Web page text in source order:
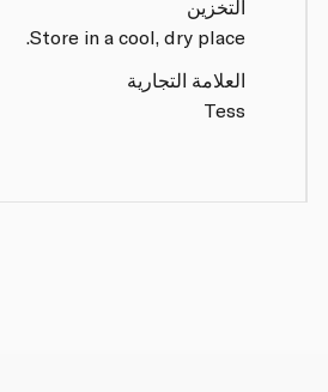
التخزين
Store in a cool, dry place.
العلامة التجارية
Tess